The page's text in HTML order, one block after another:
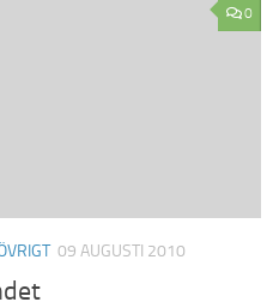
0
09 AUGUSTI 2010